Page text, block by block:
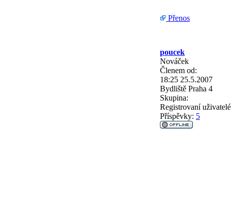
Přenos
poucek
Nováček
Členem od:
18:25 25.5.2007
Bydliště Praha 4
Skupina:
Registrovaní uživatelé
Příspěvky: 5